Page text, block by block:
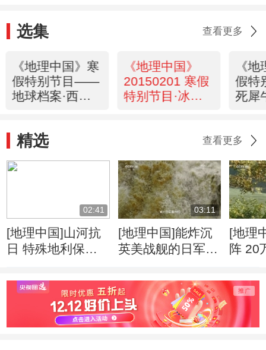
选集 查看更多
《地理中国》寒
假特别节目——
地球档案·西游
《地理中国》
20150201 寒假
特别节目·冰山
《
假特
死犀
精选 查看更多
02:41
[地理中国]山河抗
日 特殊地利保护
03:11
[地理中国]能炸沉
英美战舰的日军为
[地理
阵 20